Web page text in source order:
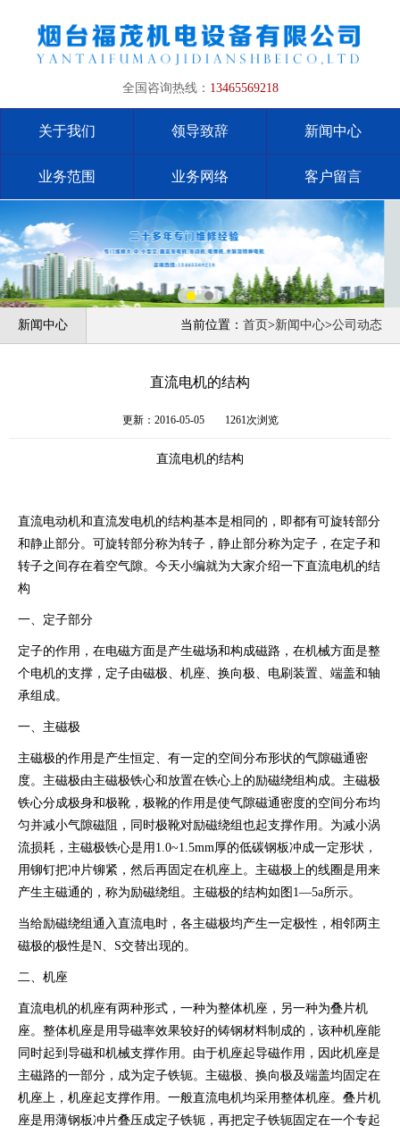
全国咨询热线： 13465569218
关于我们 领导致辞 新闻中心
业务范围 业务网络 客户留言
新闻中心 当前位置： 首页>新闻中心>公司动态
直流电机的结构
更新：2016-05-05 1261次浏览
直流电机的结构
直流电动机和直流发电机的结构基本是相同的，即都有可旋转部分
和静止部分。可旋转部分称为转子，静止部分称为定子，在定子和
转子之间存在着空气隙。今天小编就为大家介绍一下直流电机的结
构
一、定子部分
定子的作用，在电磁方面是产生磁场和构成磁路，在机械方面是整
个电机的支撑，定子由磁极、机座、换向极、电刷装置、端盖和轴
承组成。
一、主磁极
主磁极的作用是产生恒定、有一定的空间分布形状的气隙磁通密
度。主磁极由主磁极铁心和放置在铁心上的励磁绕组构成。主磁极
铁心分成极身和极靴，极靴的作用是使气隙磁通密度的空间分布均
匀并减小气隙磁阻，同时极靴对励磁绕组也起支撑作用。为减小涡
流损耗，主磁极铁心是用1.0~1.5mm厚的低碳钢板冲成一定形状，
用铆钉把冲片铆紧，然后再固定在机座上。主磁极上的线圈是用来
产生主磁通的，称为励磁绕组。主磁极的结构如图1—5a所示。
当给励磁绕组通入直流电时，各主磁极均产生一定极性，相邻两主
磁极的极性是N、S交替出现的。
二、机座
直流电机的机座有两种形式，一种为整体机座，另一种为叠片机
座。整体机座是用导磁率效果较好的铸钢材料制成的，该种机座能
同时起到导磁和机械支撑作用。由于机座起导磁作用，因此机座是
主磁路的一部分，成为定子铁轭。主磁极、换向极及端盖均固定在
机座上，机座起支撑作用。一般直流电机均采用整体机座。叠片机
座是用薄钢板冲片叠压成定子铁轭，再把定子铁轭固定在一个专起